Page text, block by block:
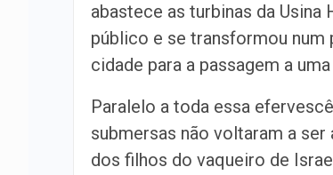
abastece as turbinas da
público e se transformou
cidade para a passagem a
Paralelo a toda essa
submersas não voltaram a
dos filhos do vaqueiro de